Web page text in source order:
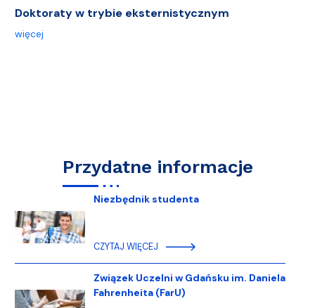
Doktoraty w trybie eksternistycznym
więcej
Przydatne informacje
Niezbędnik studenta
CZYTAJ WIĘCEJ
Związek Uczelni w Gdańsku im. Daniela
Fahrenheita (FarU)